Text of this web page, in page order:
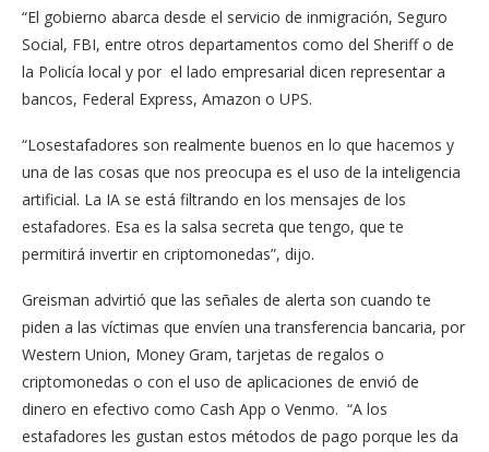
“El gobierno abarca desde el servicio de inmigración, Seguro
Social, FBI, entre otros departamentos como del Sheriff o de
la Policía local y por el lado empresarial dicen representar a
bancos, Federal Express, Amazon o UPS.
“Losestafadores son realmente buenos en lo que hacemos y
una de las cosas que nos preocupa es el uso de la inteligencia
artificial. La IA se está filtrando en los mensajes de los
estafadores. Esa es la salsa secreta que tengo, que te
permitirá invertir en criptomonedas”, dijo.
Greisman advirtió que las señales de alerta son cuando te
piden a las víctimas que envíen una transferencia bancaria, por
Western Union, Money Gram, tarjetas de regalos o
criptomonedas o con el uso de aplicaciones de envió de
dinero en efectivo como Cash App o Venmo. “A los
estafadores les gustan estos métodos de pago porque les da